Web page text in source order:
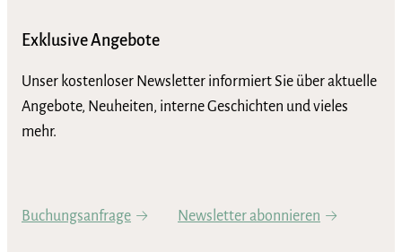
Exklusive Angebote
Unser kostenloser Newsletter informiert Sie über aktuelle
Angebote, Neuheiten, interne Geschichten und vieles
mehr.
Buchungsanfrage Newsletter abonnieren